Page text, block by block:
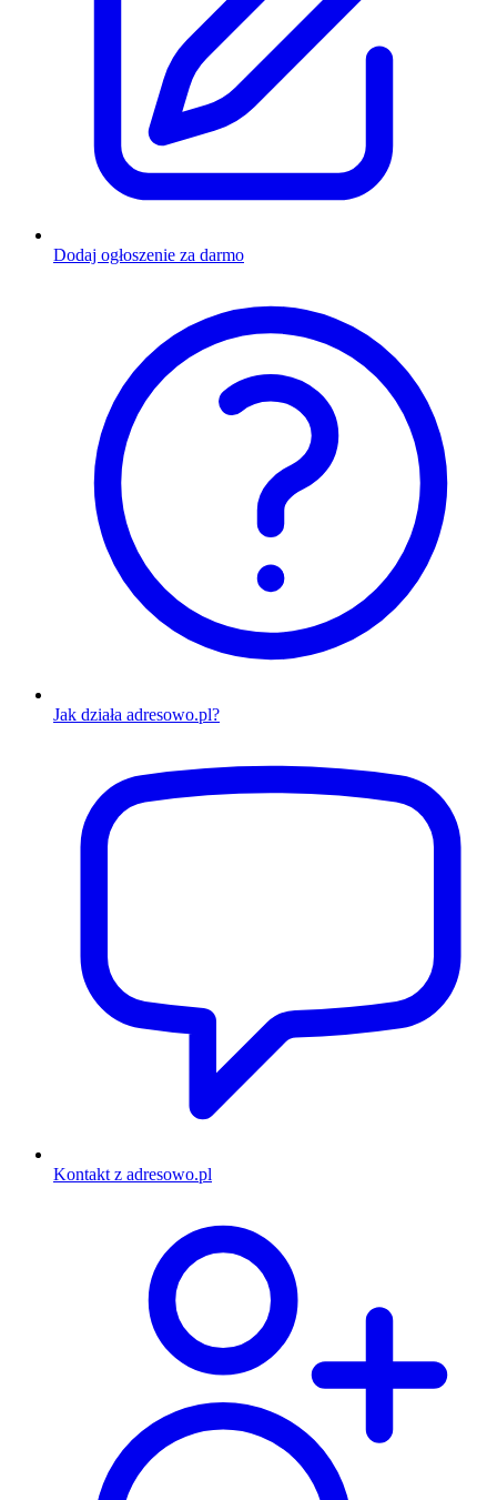
Dodaj ogłoszenie za darmo
Jak działa adresowo.pl?
Kontakt z adresowo.pl